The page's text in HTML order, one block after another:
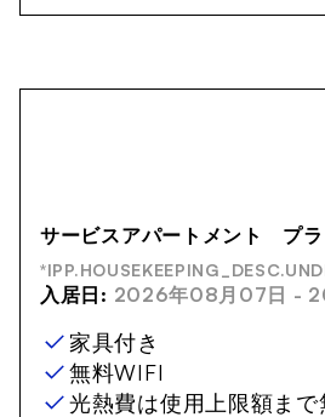
サービスアパートメント プ
入居日: 2026年08月07日 -
家具付き
無料WIFI
光熱費は使用上限額まで